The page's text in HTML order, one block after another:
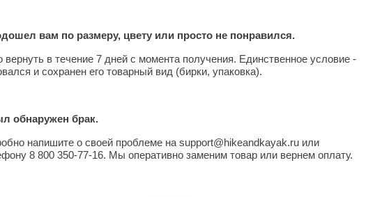
вам по размеру, цвету или просто не понравился.
вернуть в течение 7 дней с момента получения. Единственное условие -
и сохранен его товарный вид (бирки, упаковка).
обнаружен брак.
напишите о своей проблеме на support@hikeandkayak.ru или
8 800 350-77-16. Мы оперативно заменим товар или вернем оплату.